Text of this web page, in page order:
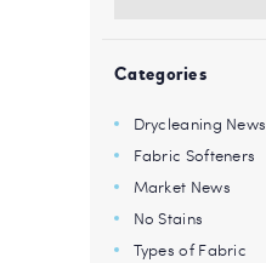
Categories
Drycleaning News
Fabric Softeners
Market News
No Stains
Types of Fabric